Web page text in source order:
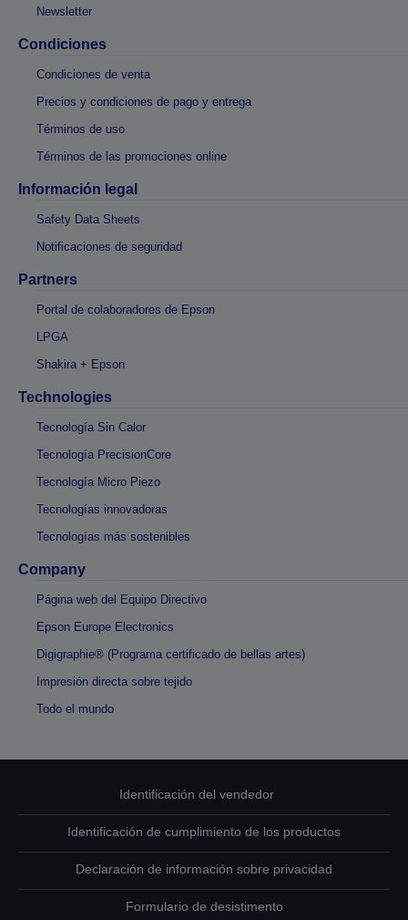
Newsletter
Condiciones
Condiciones de venta
Precios y condiciones de pago y entrega
Términos de uso
Términos de las promociones online
Información legal
Safety Data Sheets
Notificaciones de seguridad
Partners
Portal de colaboradores de Epson
LPGA
Shakira + Epson
Technologies
Tecnología Sin Calor
Tecnología PrecisionCore
Tecnología Micro Piezo
Tecnologías innovadoras
Tecnologías más sostenibles
Company
Página web del Equipo Directivo
Epson Europe Electronics
Digigraphie® (Programa certificado de bellas artes)
Impresión directa sobre tejido
Todo el mundo
Identificación del vendedor
Identificación de cumplimiento de los productos
Declaración de información sobre privacidad
Formulario de desistimento